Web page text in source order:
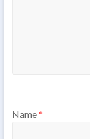
Name*